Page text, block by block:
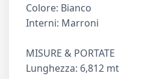
Colore: Bianco
Interni: Marroni
MISURE & PORTATE
Lunghezza: 6,812 mt